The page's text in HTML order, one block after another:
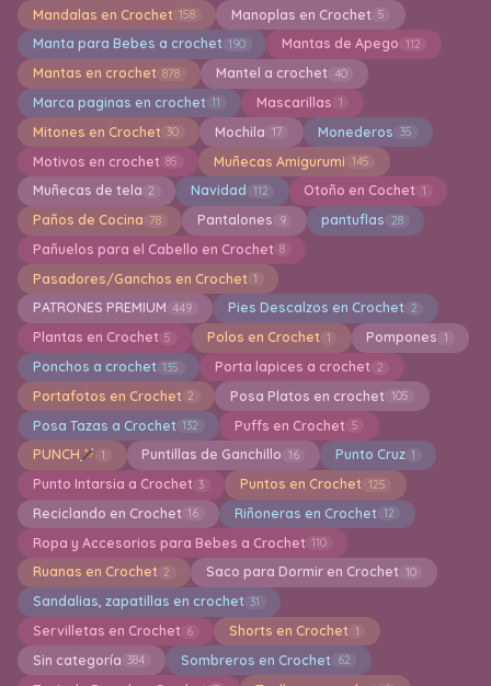
Mandalas en Crochet 158 Manoplas en Crochet 5
Manta para Bebes a crochet 190 Mantas de Apego 112
Mantas en crochet 878 Mantel a crochet 40
Marca paginas en crochet 11 Mascarillas 1
Mitones en Crochet 30 Mochila 17 Monederos 35
Motivos en crochet 85 Muñecas Amigurumi 145
Muñecas de tela 2 Navidad 112 Otoño en Cochet 1
Paños de Cocina 78 Pantalones 9 pantuflas 28
Pañuelos para el Cabello en Crochet 8
Pasadores/Ganchos en Crochet 1
PATRONES PREMIUM 449 Pies Descalzos en Crochet 2
Plantas en Crochet 5 Polos en Crochet 1 Pompones 1
Ponchos a crochet 135 Porta lapices a crochet 2
Portafotos en Crochet 2 Posa Platos en crochet 105
Posa Tazas a Crochet 132 Puffs en Crochet 5
PUNCH 1 Puntillas de Ganchillo 16 Punto Cruz 1
Punto Intarsia a Crochet 3 Puntos en Crochet 125
Reciclando en Crochet 16 Riñoneras en Crochet 12
Ropa y Accesorios para Bebes a Crochet 110
Ruanas en Crochet 2 Saco para Dormir en Crochet 10
Sandalias, zapatillas en crochet 31
Servilletas en Crochet 6 Shorts en Crochet 1
Sin categoría 384 Sombreros en Crochet 62